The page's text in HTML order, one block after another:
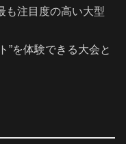
も注目度の高い大型
”を体験できる大会と